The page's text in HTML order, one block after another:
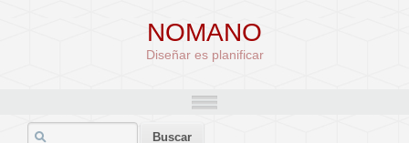
NOMANO
Diseñar es planificar